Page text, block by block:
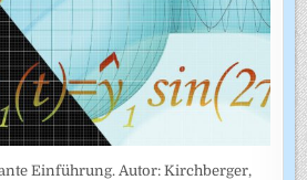
Einführung. Autor: Kirchberger,